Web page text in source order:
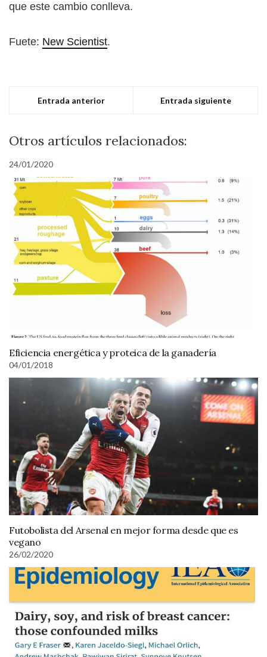
que este cambio conlleva.
Fuete: New Scientist.
Entrada anterior Entrada siguiente
Otros artículos relacionados:
24/01/2020
Eficiencia energética y proteica de la ganadería
04/01/2018
Futobolista del Arsenal en mejor forma desde que es
vegano
26/02/2020